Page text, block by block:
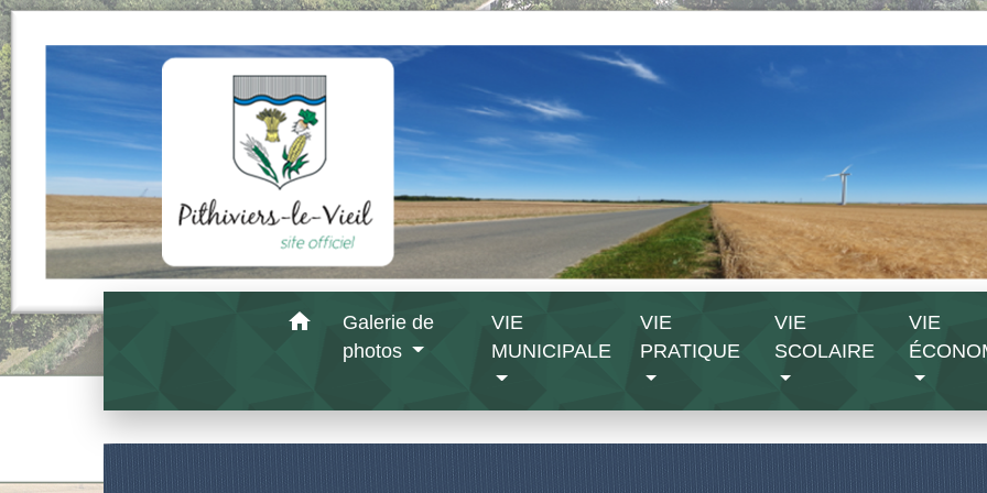
home
Galerie de
photos
VIE
MUNICIPALE
VIE
PRATIQUE
VIE
SCOLAIRE
VIE